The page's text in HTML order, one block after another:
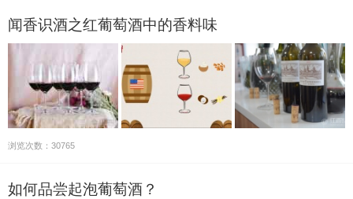
闻香识酒之红葡萄酒中的香料味
浏览次数：30765
如何品尝起泡葡萄酒？